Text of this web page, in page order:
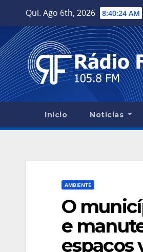
content
Qui. Ago 6th, 2026 8:40:25 AM
Início Notícias
AMBIENTE
O
e
espaços